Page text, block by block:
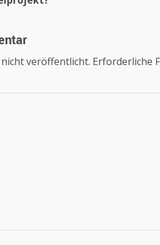
veröffentlicht. Erforderliche